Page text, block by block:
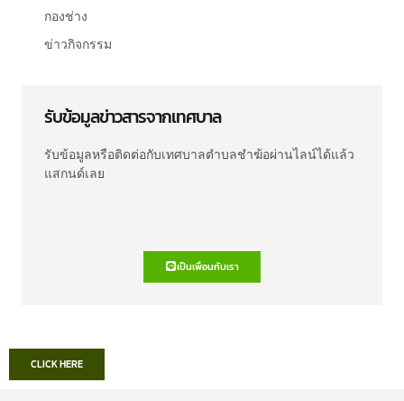
กองช่าง
ข่าวกิจกรรม
รับข้อมูลข่าวสารจากเทศบาล
รับข้อมูลหรือติดต่อกับเทศบาลตำบลชำฆ้อผ่านไลน์ได้แล้ว
แสกนด์เลย
เป็นเพื่อนกับเรา
CLICK HERE